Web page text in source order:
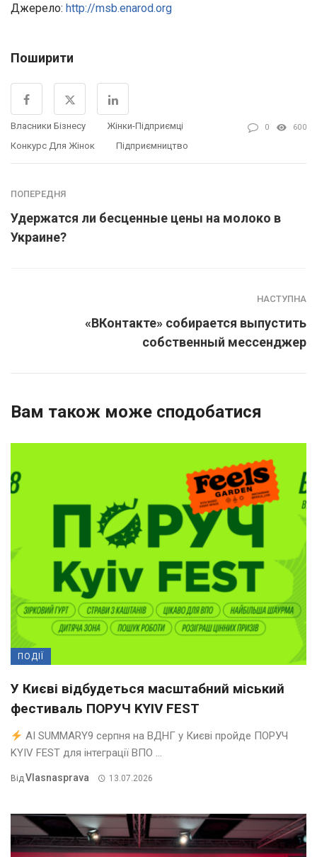
Джерело: http://msb.enarod.org
Поширити
Власники Бізнесу
Жінки-Підприємці
Конкурс Для Жінок
Підприємництво
0 600
ПОПЕРЕДНЯ
Удержатся ли бесценные цены на молоко в
Украине?
НАСТУПНА
«ВКонтакте» собирается выпустить
собственный мессенджер
Вам також може сподобатися
ПОДІЇ
У Києві відбудеться масштабний міський
фестиваль ПОРУЧ KYIV FEST
AI SUMMARY9 серпня на ВДНГ у Києві пройде ПОРУЧ
KYIV FEST для інтеграції ВПО ...
ВідVlasnasprava 13.07.2026